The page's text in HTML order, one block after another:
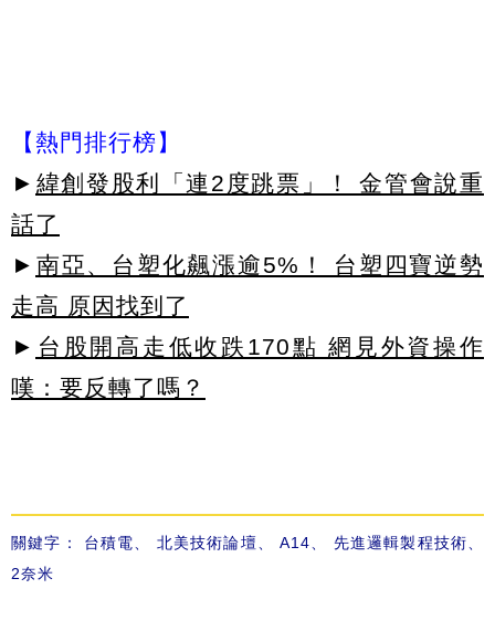
【熱門排行榜】
► 緯創發股利「連2度跳票」！ 金管會說重
話了
► 南亞、台塑化飆漲逾5%！ 台塑四寶逆勢
走高 原因找到了
► 台股開高走低收跌170點 網見外資操作
嘆：要反轉了嗎？
關鍵字： 台積電 北美技術論壇 、A14 先進邏輯製程技術
2奈米